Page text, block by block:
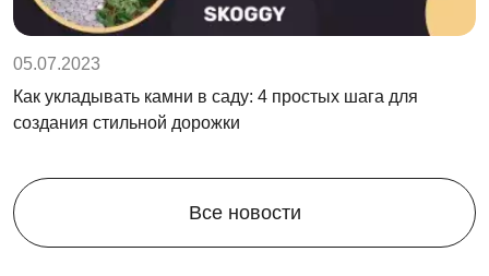
05.07.2023
Как укладывать камни в саду: 4 простых шага для
создания стильной дорожки
Все новости